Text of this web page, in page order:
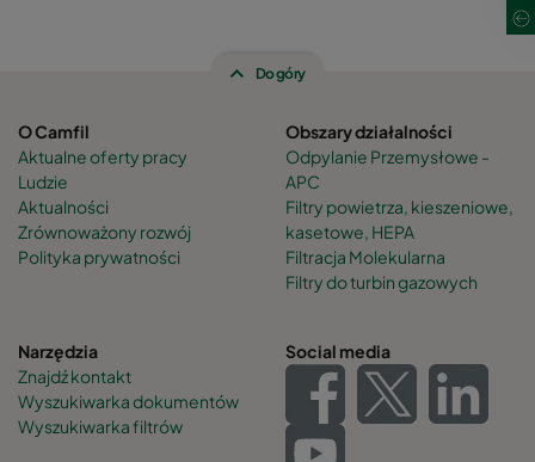
Do góry
O Camfil
Aktualne oferty pracy
Ludzie
Aktualności
Zrównoważony rozwój
Polityka prywatności
Obszary działalności
Odpylanie Przemysłowe -
APC
Filtry powietrza, kieszeniowe,
kasetowe, HEPA
Filtracja Molekularna
Filtry do turbin gazowych
Narzędzia
Znajdź kontakt
Wyszukiwarka dokumentów
Wyszukiwarka filtrów
Social media